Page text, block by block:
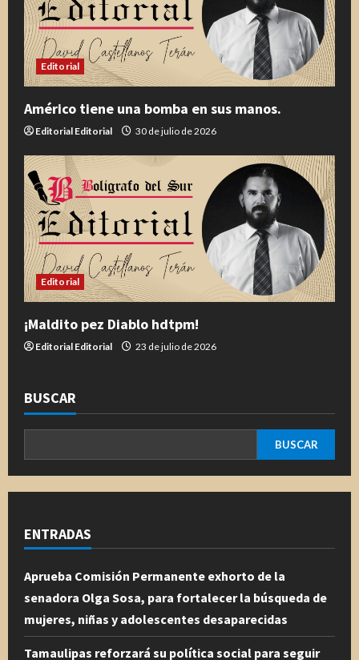
Editorial
Américo tiene una bomba en sus manos.
Editorial Editorial 30 de julio de 2026
Editorial
¡Maldito pez Diablo hdtpm!
Editorial Editorial 23 de julio de 2026
BUSCAR
BUSCAR
ENTRADAS
Aprueba Comisión Permanente exhorto de la
senadora Olga Sosa, para fortalecer la búsqueda de
mujeres, niñas y adolescentes desaparecidas
Tamaulipas reforzará su política social para seguir